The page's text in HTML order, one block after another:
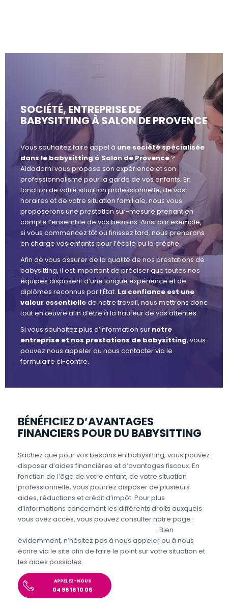
SOCIÉTÉ, ENTREPRISE DE
BABYSITTING À SALON DE PROVENCE
Vous souhaitez faire appel à une société spécialisée
dans le babysitting à Salon de Provence?
Aidadomi vous propose son expérience et son
professionnalisme pour la garde de vos enfants. En
fonction de votre situation professionnelle, de vos
horaires et de votre situation familiale, nous vous
proposerons une prestation sur-mesure prenant en
compte l’ensemble de vos besoins. Ainsi par exemple,
si vous commencez tôt ou finissez tard, nous prendrons
en charge vos enfants pour l’école ou la crèche.
Afin de vous assurer de la qualité de nos prestations de
babysitting, il est important de préciser que toutes nos
équipes disposent d’une longue expérience et de
diplômes reconnus par l’État. La confiance est une
valeur essentiellede notre travail, nous mettrons donc
tout en œuvre afin d’être à la hauteur de vos attentes.
Si vous souhaitez plus d’information sur notre
entreprise et nos prestations de babysitting, vous
pouvez nous appeler ou nous contacter via le
formulaire ci-contre.
BÉNÉFICIEZ D’AVANTAGES
FINANCIERS POUR DU BABYSITTING
Sachez que pour vos besoins en babysitting, vous pouvez
disposer d’aides financières et d’avantages fiscaux. En
fonction de l’âge de votre enfant, de votre situation
professionnelle, vous pourrez disposer de plusieurs
aides, réductions et crédit d’impôt. Pour plus
d’informations concernant les différents droits auxquels
vous avez accès, vous pouvez consulter notre page :
. Bien
évidemment, n’hésitez pas à nous appeler ou à nous
écrire via le site afin de faire le point sur votre situation et
les aides possibles.
APPELEZ-NOUS
04 96 16 10 06